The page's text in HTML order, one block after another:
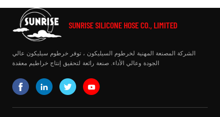
SUNRISE SILICONE HOSE CO., LIMITED
الشركة المصنعة المهنية لخرطوم السيليكون ، توفر خرطوم سيليكون عالي
الجودة وعالي الأداء. صنعة رائعة لتحقيق إنتاج خراطيم معقدة